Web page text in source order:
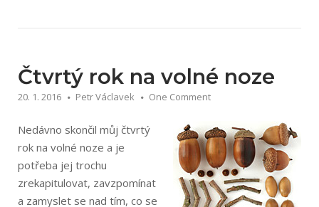
noze“
Čtvrtý rok na volné noze
20. 1. 2016 Petr Václavek One Comment
Nedávno skončil můj čtvrtý
rok na volné noze a je
potřeba jej trochu
zrekapitulovat, zavzpomínat
a zamyslet se nad tím, co se